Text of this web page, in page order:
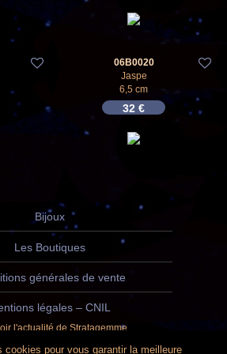
06B0020
Jaspe
6,5 cm
32 €
Bijoux
Les Boutiques
générales de vente
légales – CNIL
l'actualité de Stratagemme
cookies pour vous garantir la meilleure